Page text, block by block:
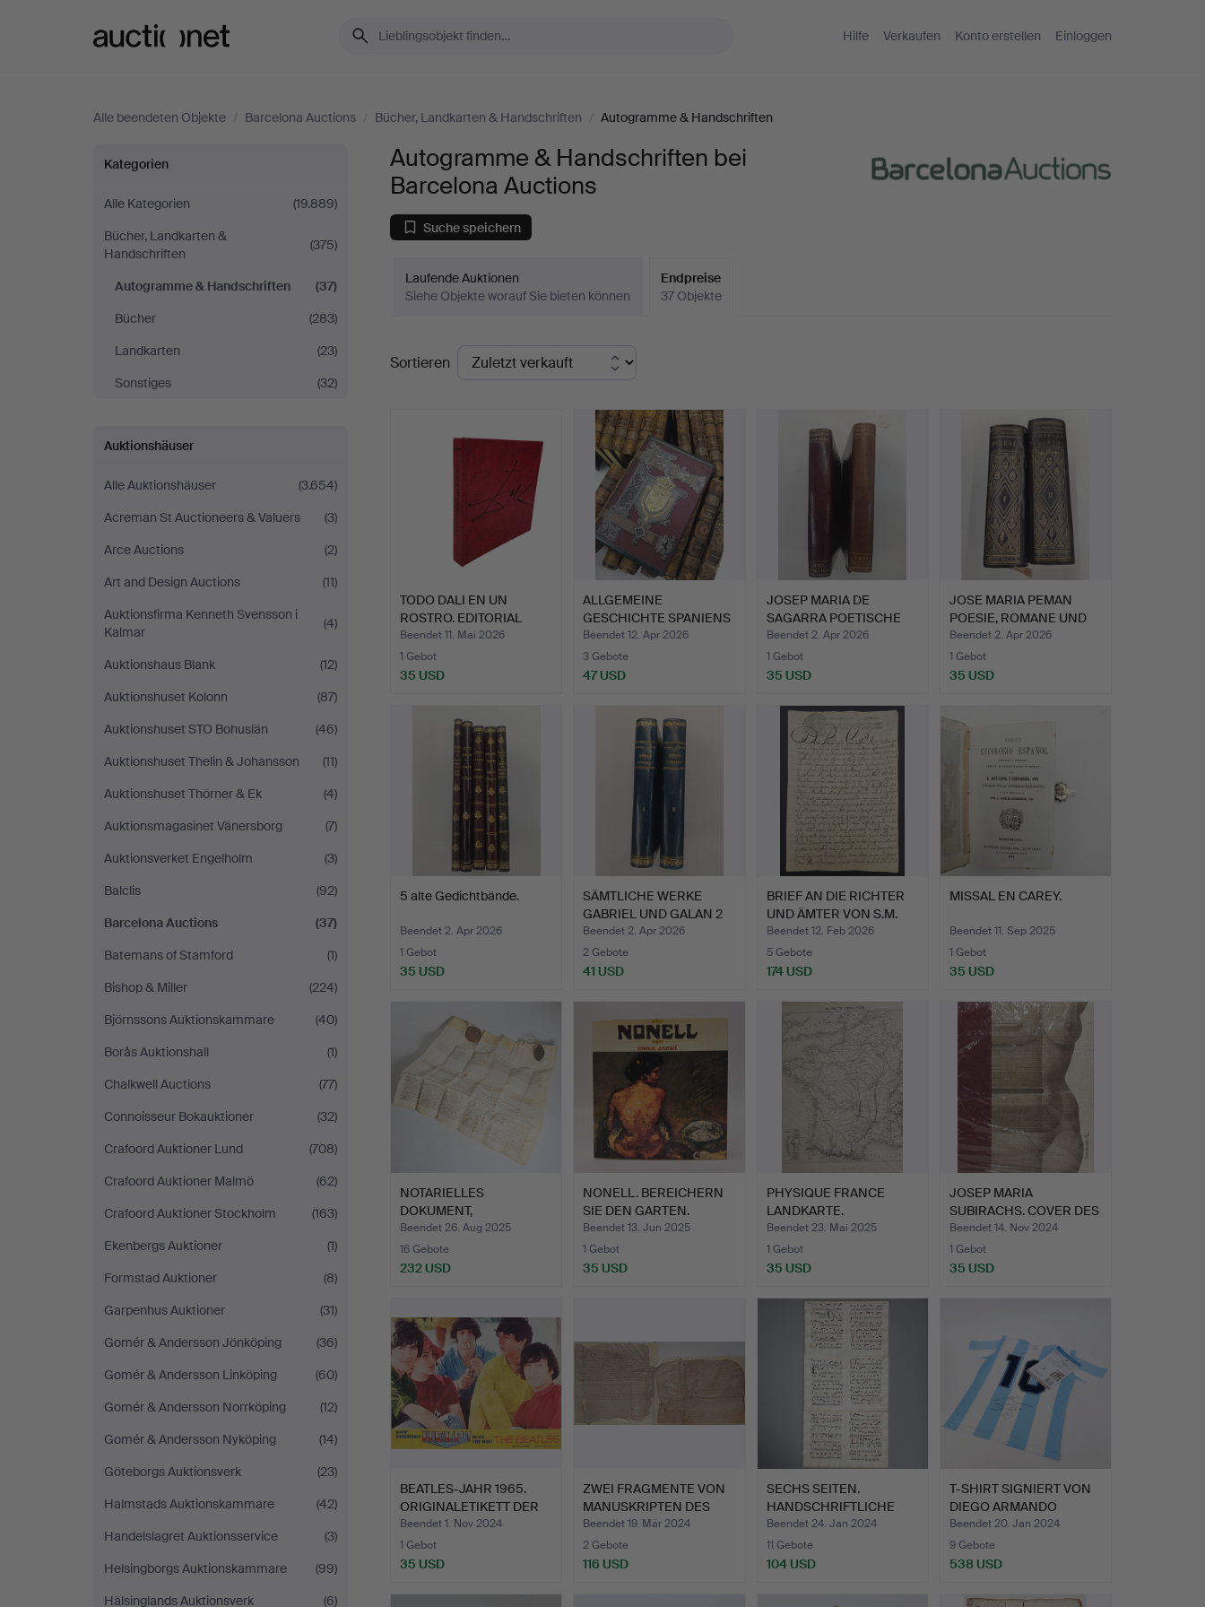
Hilfe Verkaufen Konto erstellen Einloggen
Alle beendeten Objekte / Barcelona Auctions / Bücher, Landkarten & Handschriften / Autogramme & Handschriften
Autogramme
&
Handschriften
bei
Barcelona
Auctions
Kategorien
Alle Kategorien
(19.889)
Bücher, Landkarten &
Handschriften
(375)
Autogramme & Handschriften
(37)
Bücher
(283)
Landkarten
(23)
Sonstiges
(32)
Auktionshäuser
Alle Auktionshäuser
(3.654)
Acreman St Auctioneers & Valuers
(3)
Arce Auctions
(2)
Art and Design Auctions
(11)
Auktionsfirma Kenneth Svensson i
Kalmar
(4)
Auktionshaus Blank
(12)
Auktionshuset Kolonn
(87)
Auktionshuset STO Bohuslän
(46)
Auktionshuset Thelin & Johansson
(11)
Auktionshuset Thörner & Ek
(4)
Auktionsmagasinet Vänersborg
(7)
Auktionsverket Engelholm
(3)
Balclis
(92)
Barcelona Auctions
(37)
Batemans of Stamford
(1)
Bishop & Miller
(224)
Björnssons Auktionskammare
(40)
Borås Auktionshall
(1)
Chalkwell Auctions
(77)
Connoisseur Bokauktioner
(32)
Crafoord Auktioner Lund
(708)
Crafoord Auktioner Malmö
(62)
Crafoord Auktioner Stockholm
(163)
Ekenbergs Auktioner
(1)
Formstad Auktioner
(8)
Garpenhus Auktioner
(31)
Gomér & Andersson Jönköping
(36)
Gomér & Andersson Linköping
(60)
Gomér & Andersson Norrköping
(12)
Gomér & Andersson Nyköping
(14)
Göteborgs Auktionsverk
(23)
Halmstads Auktionskammare
(42)
Handelslagret Auktionsservice
(3)
Helsingborgs Auktionskammare
(99)
Hälsinglands Auktionsverk
(6)
Autogramme & Handschriften bei
Barcelona Auctions
Suche speichern
Laufende Auktionen
Siehe Objekte worauf Sie bieten können
Endpreise
37 Objekte
Endpreise
Sortieren
TODO DALI EN UN
ROSTRO. EDITORIAL
BLUME.
Beendet 11. Mai 2026
1 Gebot
35 USD
ALLGEMEINE
GESCHICHTE SPANIENS
19 BÄNDE.
Beendet 12. Apr 2026
3 Gebote
47 USD
JOSEP MARIA DE
SAGARRA POETISCHE
WERKE. SE…
Beendet 2. Apr 2026
1 Gebot
35 USD
JOSE MARIA PEMAN
POESIE, ROMANE UND
KURZGE…
Beendet 2. Apr 2026
1 Gebot
35 USD
5 alte Gedichtbände.
Beendet 2. Apr 2026
1 Gebot
35 USD
SÄMTLICHE WERKE
GABRIEL UND GALAN 2
BÄNDE.
Beendet 2. Apr 2026
2 Gebote
41 USD
BRIEF AN DIE RICHTER
UND ÄMTER VON S.M.
KÖ…
Beendet 12. Feb 2026
5 Gebote
174 USD
MISSAL EN CAREY.
Beendet 11. Sep 2025
1 Gebot
35 USD
NOTARIELLES
DOKUMENT,
HANDGESCHRIEBEN IN
L…
Beendet 26. Aug 2025
16 Gebote
232 USD
NONELL. BEREICHERN
SIE DEN GARTEN.
LÜGENDE…
Beendet 13. Jun 2025
1 Gebot
35 USD
PHYSIQUE FRANCE
LANDKARTE.
Beendet 23. Mai 2025
1 Gebot
35 USD
JOSEP MARIA
SUBIRACHS. COVER DES
BUCHES „D…
Beendet 14. Nov 2024
1 Gebot
35 USD
BEATLES-JAHR 1965.
ORIGINALETIKETT DER
ZEI…
Beendet 1. Nov 2024
1 Gebot
35 USD
ZWEI FRAGMENTE VON
MANUSKRIPTEN DES
17.-18…
Beendet 19. Mär 2024
2 Gebote
116 USD
SECHS SEITEN.
HANDSCHRIFTLICHE
PARTITUREN …
Beendet 24. Jan 2024
11 Gebote
104 USD
T-SHIRT SIGNIERT VON
DIEGO ARMANDO
MARADON…
Beendet 20. Jan 2024
9 Gebote
538 USD